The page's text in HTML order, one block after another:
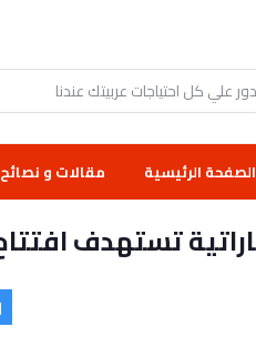
الصفحة الرئيسية مقالات و نصائح